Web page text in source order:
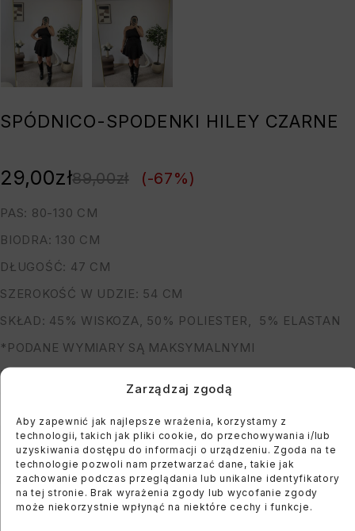
Zarządzaj zgodą
Aby zapewnić jak najlepsze wrażenia, korzystamy z
technologii, takich jak pliki cookie, do przechowywania i/lub
uzyskiwania dostępu do informacji o urządzeniu. Zgoda na te
technologie pozwoli nam przetwarzać dane, takie jak
zachowanie podczas przeglądania lub unikalne identyfikatory
na tej stronie. Brak wyrażenia zgody lub wycofanie zgody
może niekorzystnie wpłynąć na niektóre cechy i funkcje.
SPÓDNICO-SPODENKI HILEY CZARNE
PAS: 80-130 CM
BIODRA: 130 CM
DŁUGOŚĆ: 47 CM
SZEROKOŚĆ W UDZIE: 54 CM
SKŁAD: 45% WISKOZA, 50% POLIESTER, 5% ELASTAN
*PODANE WYMIARY SĄ MAKSYMALNYMI
MODELKA MA 164 CM WZROSTU, OBWÓD BIUSTU 122
CM I BIODER: 118 CM
89,00zł
29,00zł (-67%)
You must register to use the waitlist feature. Please
login or create an account